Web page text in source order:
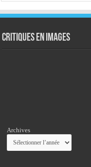
Critiques en images
Archives